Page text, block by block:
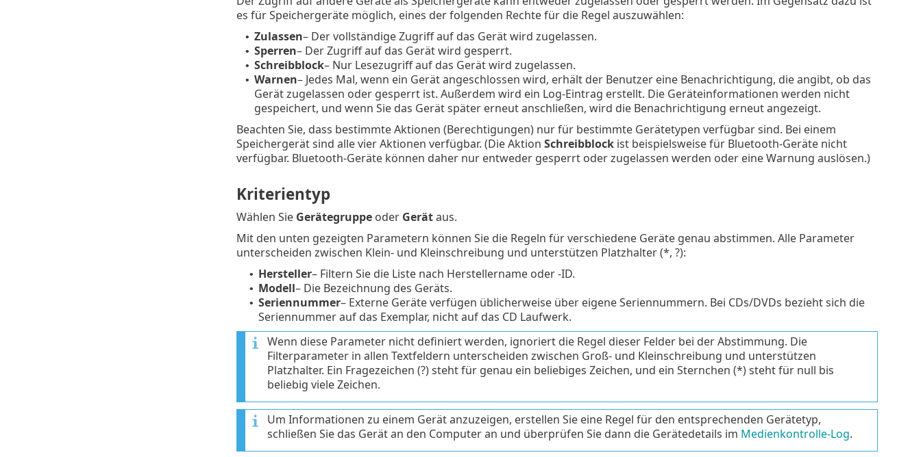
es für Speichergeräte möglich, eines der folgenden Rechte für die Regel auszuwählen:
• Zulassen– Der vollständige Zugriff auf das Gerät wird zugelassen.
• Sperren– Der Zugriff auf das Gerät wird gesperrt.
• Schreibblock– Nur Lesezugriff auf das Gerät wird zugelassen.
• Warnen– Jedes Mal, wenn ein Gerät angeschlossen wird, erhält der Benutzer eine Benachrichtigung, die angibt, ob das
Gerät zugelassen oder gesperrt ist. Außerdem wird ein Log-Eintrag erstellt. Die Geräteinformationen werden nicht
gespeichert, und wenn Sie das Gerät später erneut anschließen, wird die Benachrichtigung erneut angezeigt.
Beachten Sie, dass bestimmte Aktionen (Berechtigungen) nur für bestimmte Gerätetypen verfügbar sind. Bei einem
Speichergerät sind alle vier Aktionen verfügbar. (Die Aktion Schreibblockist beispielsweise für Bluetooth-Geräte nicht
verfügbar. Bluetooth-Geräte können daher nur entweder gesperrt oder zugelassen werden oder eine Warnung auslösen.)
Kriterientyp
Wählen Sie Gerätegruppeoder Gerätaus.
Mit den unten gezeigten Parametern können Sie die Regeln für verschiedene Geräte genau abstimmen. Alle Parameter
unterscheiden zwischen Klein- und Kleinschreibung und unterstützen Platzhalter (*, ?):
• Hersteller– Filtern Sie die Liste nach Herstellername oder -ID.
• Modell– Die Bezeichnung des Geräts.
• Seriennummer– Externe Geräte verfügen üblicherweise über eigene Seriennummern. Bei CDs/DVDs bezieht sich die
Seriennummer auf das Exemplar, nicht auf das CD Laufwerk.
Wenn diese Parameter nicht definiert werden, ignoriert die Regel dieser Felder bei der Abstimmung. Die
Filterparameter in allen Textfeldern unterscheiden zwischen Groß- und Kleinschreibung und unterstützen
Platzhalter. Ein Fragezeichen (?) steht für genau ein beliebiges Zeichen, und ein Sternchen (*) steht für null bis
beliebig viele Zeichen.
Um Informationen zu einem Gerät anzuzeigen, erstellen Sie eine Regel für den entsprechenden Gerätetyp,
schließen Sie das Gerät an den Computer an und überprüfen Sie dann die Gerätedetails im Medienkontrolle-Log.